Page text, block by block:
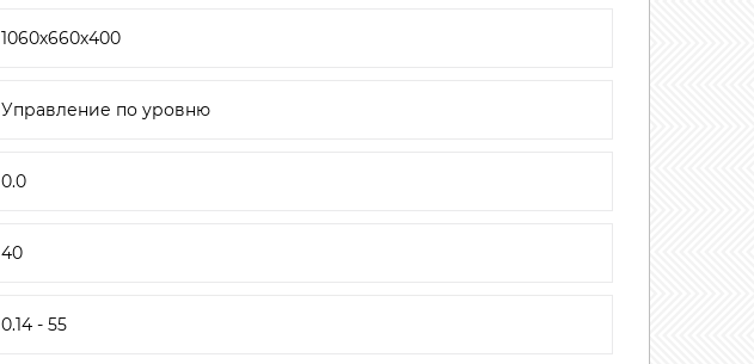
1060х660х400
Управление по уровню
0.0
40
0.14 - 55